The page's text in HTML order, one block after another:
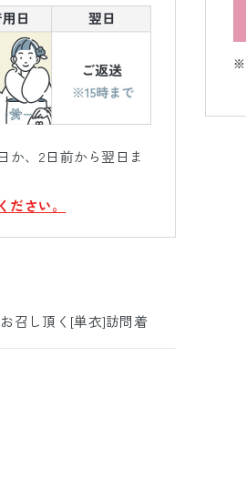
か、2日前から翌日ま
さい。
召し頂く[単衣]訪問着